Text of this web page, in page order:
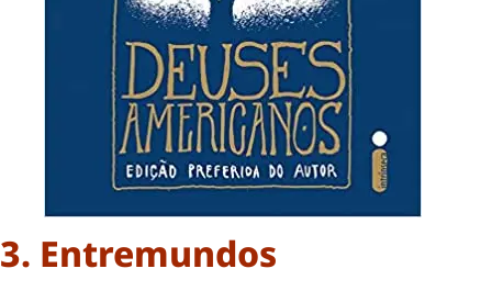
3. Entremundos